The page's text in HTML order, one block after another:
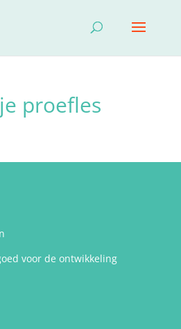
proefles
voor de ontwikkeling